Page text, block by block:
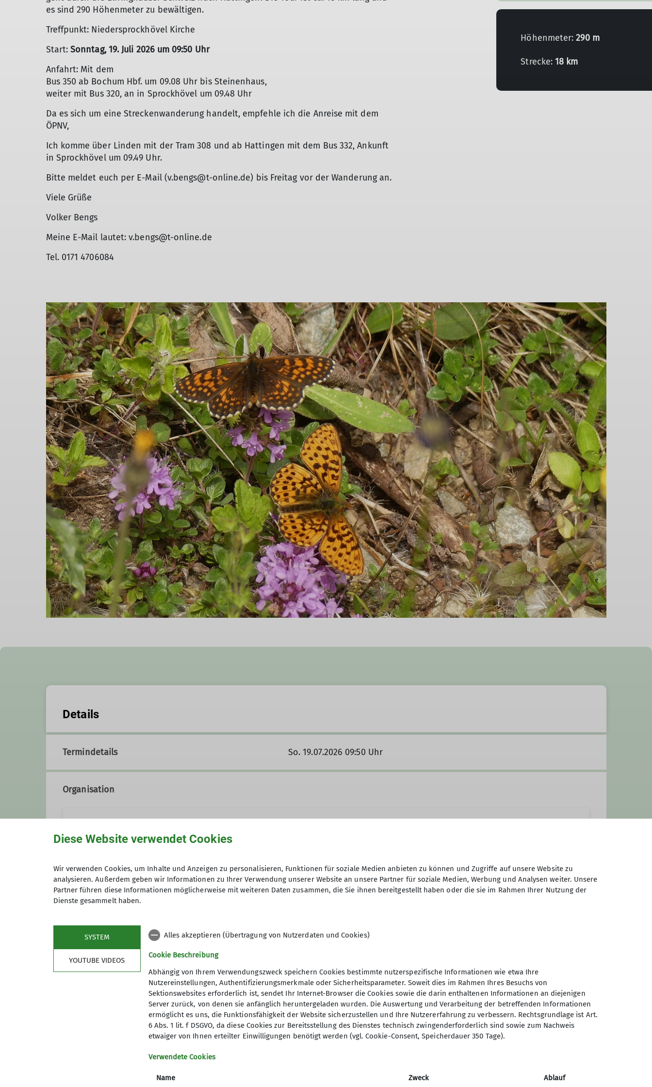
es sind 290 Höhenmeter zu bewältigen.
Treffpunkt: Niedersprockhövel Kirche
Start:Sonntag, 19. Juli 2026 um 09:50 Uhr
Anfahrt: Mit dem
Bus 350 ab Bochum Hbf. um 09.08 Uhr bis Steinenhaus,
weiter mit Bus 320, an in Sprockhövel um 09.48 Uhr
Da es sich um eine Streckenwanderung handelt, empfehle ich die Anreise mit dem
ÖPNV,
Ich komme über Linden mit der Tram 308 und ab Hattingen mit dem Bus 332, Ankunft
in Sprockhövel um 09.49 Uhr.
Bitte meldet euch per E-Mail (v.bengs@t-online.de) bis Freitag vor der Wanderung an.
Viele Grüße
Volker Bengs
Meine E-Mail lautet: v.bengs@t-online.de
Tel. 0171 4706084
Höhenmeter:290 m
Strecke:18 km
Details
Termindetails So. 19.07.2026 09:50 Uhr
Organisation
V.Bengs@t-online.de
Gruppe
TAGESWANDERUNG
Die Länge der Wanderungen beträgt ca. 20 km. Die Anforderungen an die Kondition können dabei stark variieren. Die
Events werden mal mit, mal ohne anschließende Einkehr angeboten. Je nach Ausschreibung steht das gemeinschaftliche
Natur- und/oder Kulturerlebnis oder die sportliche Unternehmung im Vordergrund.
Deutschen Alpenvereins e.V.
Diese Website verwendet Cookies
Wir verwenden Cookies, um Inhalte und Anzeigen zu personalisieren, Funktionen für soziale Medien anbieten zu können und Zugriffe auf unsere Website zu
analysieren. Außerdem geben wir Informationen zu Ihrer Verwendung unserer Website an unsere Partner für soziale Medien, Werbung und Analysen weiter. Unsere
Partner führen diese Informationen möglicherweise mit weiteren Daten zusammen, die Sie ihnen bereitgestellt haben oder die sie im Rahmen Ihrer Nutzung der
Dienste gesammelt haben.
SYSTEM
YOUTUBE VIDEOS
Alles akzeptieren (Übertragung von Nutzerdaten und Cookies)
Cookie Beschreibung
Abhängig von Ihrem Verwendungszweck speichern Cookies bestimmte nutzerspezifische Informationen wie etwa Ihre
Nutzereinstellungen, Authentifizierungsmerkmale oder Sicherheitsparameter. Soweit dies im Rahmen Ihres Besuchs von
Sektionswebsites erforderlich ist, sendet Ihr Internet-Browser die Cookies sowie die darin enthaltenen Informationen an diejenigen
Server zurück, von denen sie anfänglich heruntergeladen wurden. Die Auswertung und Verarbeitung der betreffenden Informationen
ermöglicht es uns, die Funktionsfähigkeit der Website sicherzustellen und Ihre Nutzererfahrung zu verbessern. Rechtsgrundlage ist Art.
6 Abs. 1 lit. f DSGVO, da diese Cookies zur Bereitsstellung des Dienstes technisch zwingenderforderlich sind sowie zum Nachweis
etwaiger von Ihnen erteilter Einwilligungen benötigt werden (vgl. Cookie-Consent, Speicherdauer 350 Tage).
Verwendete Cookies
Name Zweck Ablauf